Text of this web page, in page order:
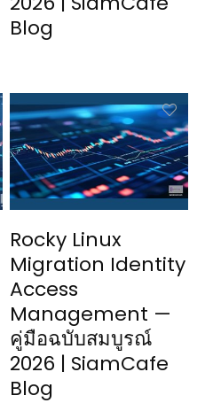
Blog
Rocky Linux
Migration Identity
Access
Management —
คู่มือฉบับสมบูรณ์
2026 | SiamCafe
Blog